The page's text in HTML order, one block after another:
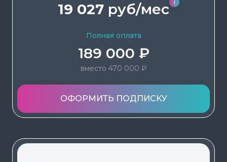
вместо 470 000 ₽
189 000 ₽
Полная оплата
19 027 руб/мес
ОФОРМИТЬ ПОДПИСКУ